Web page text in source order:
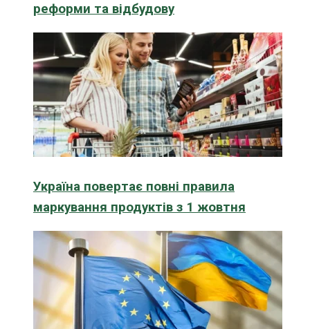
реформи та відбудову
Україна повертає повні правила
маркування продуктів з 1 жовтня